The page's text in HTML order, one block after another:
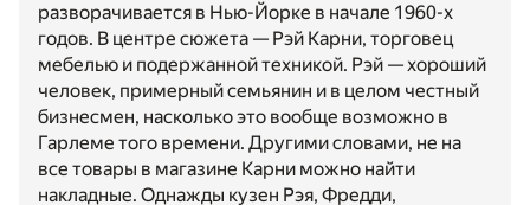
разворачивается в Нью-Йорке в начале 1960-х
годов. В центре сюжета — Рэй Карни, торговец
мебелью и подержанной техникой. Рэй — хороший
человек, примерный семьянин и в целом честный
бизнесмен, насколько это вообще возможно в
Гарлеме того времени. Другими словами, не на
все товары в магазине Карни можно найти
накладные. Однажды кузен Рэя, Фредди,